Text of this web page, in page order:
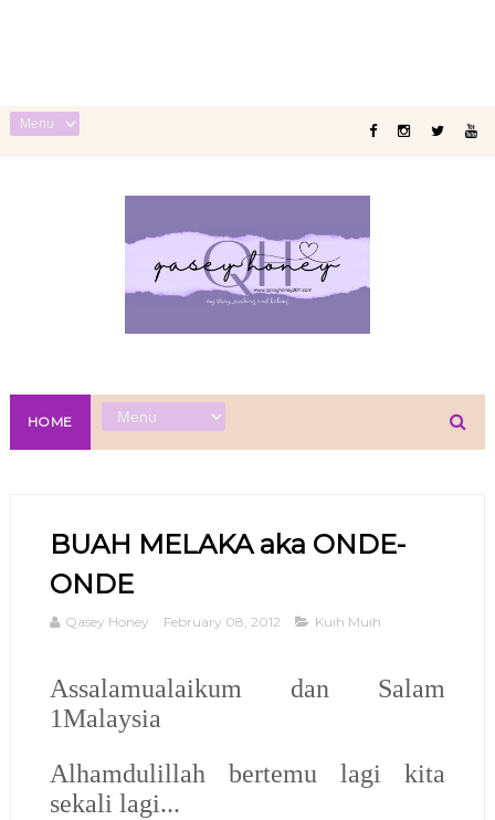
HOME
BUAH MELAKA aka ONDE-
ONDE
Qasey Honey February 08, 2012 Kuih Muih
Assalamualaikum dan Salam
1Malaysia
Alhamdulillah bertemu lagi kita
sekali lagi...